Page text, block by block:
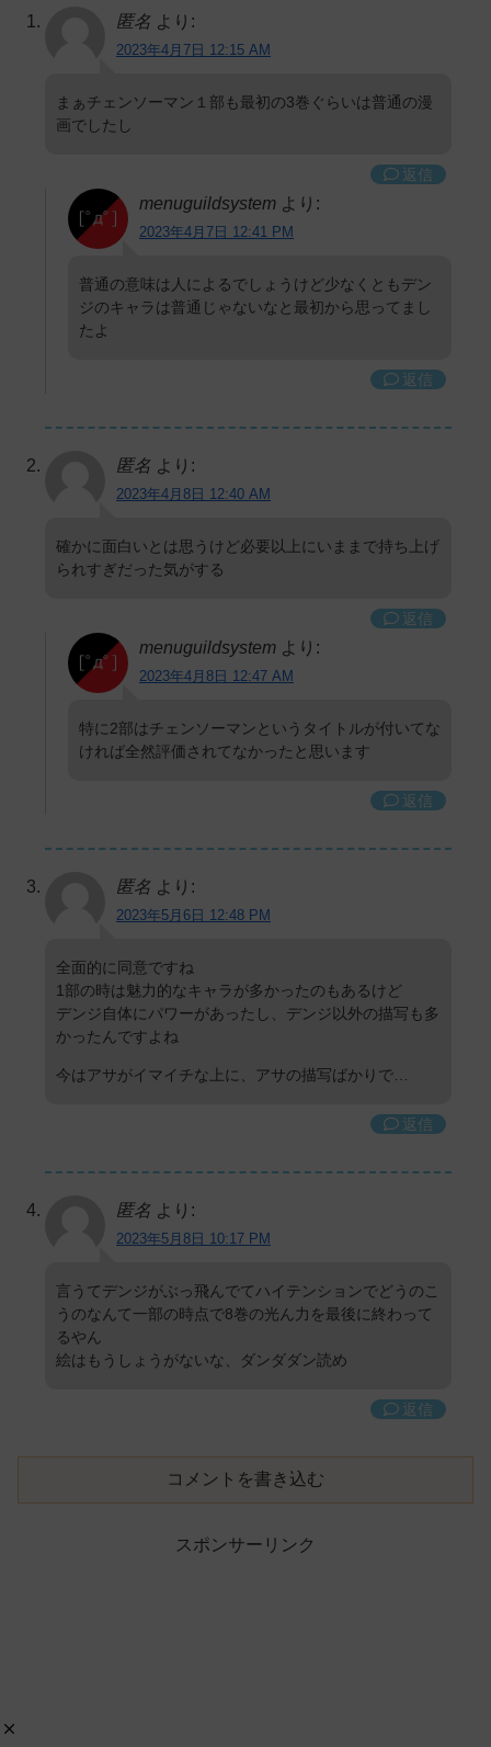
匿名 より:
2023年4月7日 12:15 AM
まぁチェンソーマン１部も最初の3巻ぐらいは普通の漫
画でしたし
返信
menuguildsystem より:
2023年4月7日 12:41 PM
普通の意味は人によるでしょうけど少なくともデン
ジのキャラは普通じゃないなと最初から思ってまし
たよ
返信
匿名 より:
2023年4月8日 12:40 AM
確かに面白いとは思うけど必要以上にいままで持ち上げ
られすぎだった気がする
返信
menuguildsystem より:
2023年4月8日 12:47 AM
特に2部はチェンソーマンというタイトルが付いてな
ければ全然評価されてなかったと思います
返信
匿名 より:
2023年5月6日 12:48 PM
全面的に同意ですね
1部の時は魅力的なキャラが多かったのもあるけど
デンジ自体にパワーがあったし、デンジ以外の描写も多
かったんですよね
今はアサがイマイチな上に、アサの描写ばかりで…
返信
匿名 より:
2023年5月8日 10:17 PM
言うてデンジがぶっ飛んでてハイテンションでどうのこ
うのなんて一部の時点で8巻の光ん力を最後に終わって
るやん
絵はもうしょうがないな、ダンダダン読め
返信
コメントを書き込む
スポンサーリンク